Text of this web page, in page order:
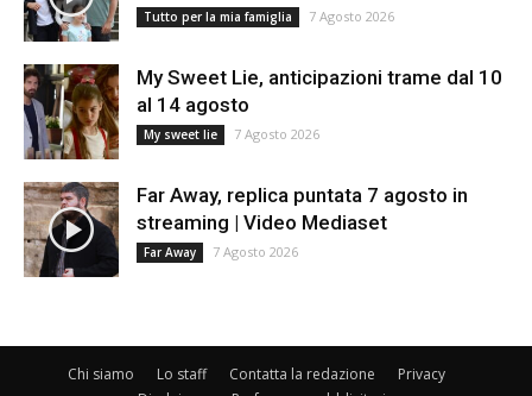
Tutto per la mia famiglia 7 Agosto 2026
My Sweet Lie, anticipazioni trame dal 10
al 14 agosto
My sweet lie 7 Agosto 2026
Far Away, replica puntata 7 agosto in
streaming | Video Mediaset
Far Away 7 Agosto 2026
Chi siamo Lo staff Contatta la redazione
Privacy